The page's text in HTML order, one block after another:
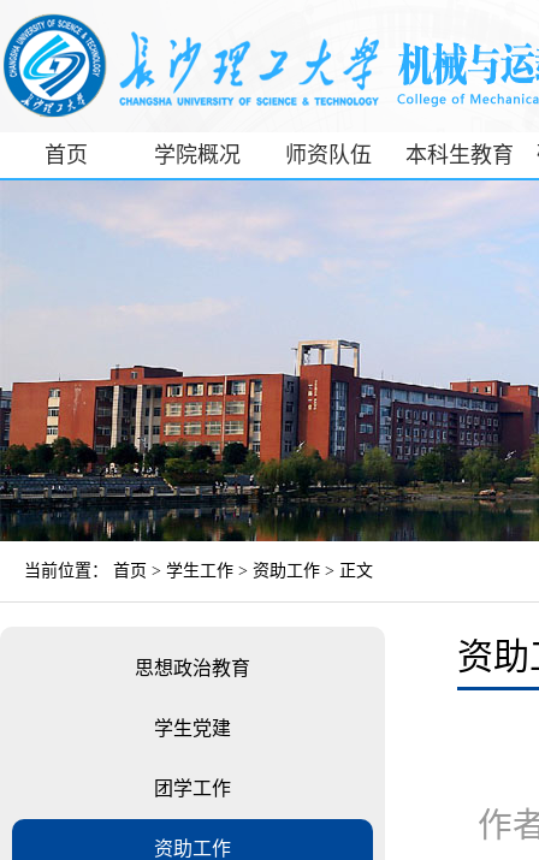
首页 学院概况 师资队伍 本科生教育
工信部专精特
当前位置： 首页 > 学生工作 > 资助工作 > 正文
思想政治教育
学生党建
团学工作
资助工作
资助
作